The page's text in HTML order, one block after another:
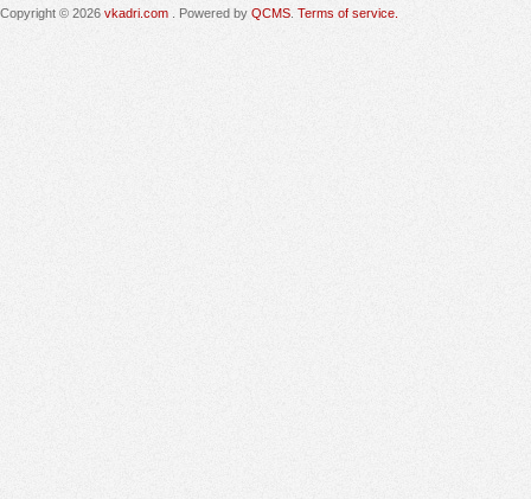
Copyright © 2026 vkadri.com . Powered by QCMS Terms of service.